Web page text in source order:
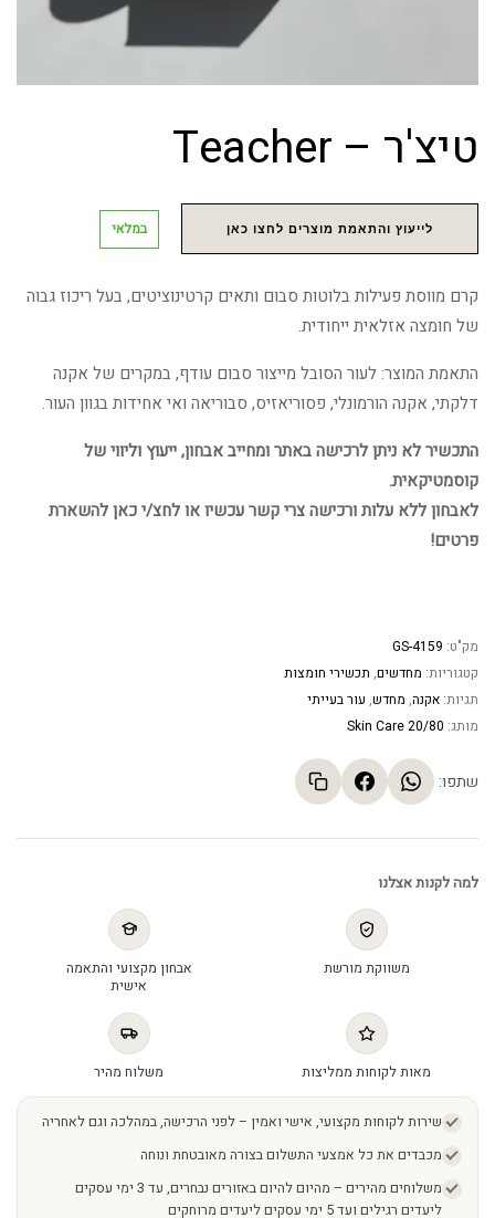
טיצ'ר – Teacher
לייעוץ והתאמת מוצרים לחצו כאן במלאי
קרם מווסת פעילות בלוטות סבום ותאים קרטינוציטים, בעל ריכוז גבוה
של חומצה אזלאית ייחודית.
התאמת המוצר: לעור הסובל מייצור סבום עודף, במקרים של אקנה
דלקתי, אקנה הורמונלי, פסוריאזיס, סבוריאה ואי אחידות בגוון העור.
התכשיר לא ניתן לרכישה באתר ומחייב אבחון, ייעוץ וליווי של
קוסמטיקאית.
לאבחון ללא עלות ורכישה צרי קשר עכשיו או לחצ/י כאן להשארת
פרטים!
מק"ט: GS-4159
קטגוריות: מחדשים, תכשירי חומצות
תגיות: אקנה, מחדש, עור בעייתי
מותג: 20/80 Skin Care
שתפו:
למה לקנות אצלנו
משווקת מורשת
אבחון מקצועי והתאמה
אישית
מאות לקוחות ממליצות משלוח מהיר
שירות לקוחות מקצועי, אישי ואמין – לפני הרכישה, במהלכה וגם לאחריה
מכבדים את כל אמצעי התשלום בצורה מאובטחת ונוחה
משלוחים מהירים – מהיום להיום באזורים נבחרים, עד 3 ימי עסקים
ליעדים רגילים ועד 5 ימי עסקים ליעדים מרוחקים